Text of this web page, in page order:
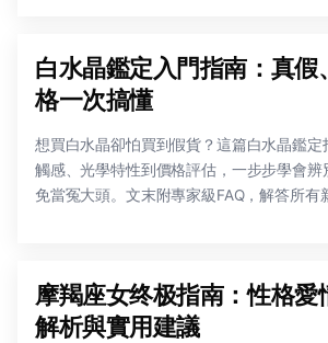
白水晶鑑定入門指南：真假
格一次搞懂
想買白水晶卻怕買到假貨？這篇白水晶鑑定
觸感、光學特性到價格評估，一步步學會辨
免當冤大頭。文末附專家級FAQ，解答所有
摩羯座女终极指南：性格愛
解析與實用建議